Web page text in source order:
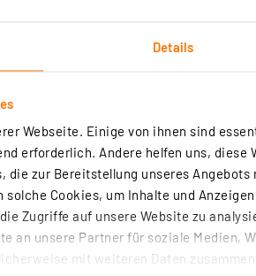
Details
Webseite. Einige von ihnen sind
erforderlich. Andere helfen uns, diese
die zur Bereitstellung unseres
solche Cookies, um Inhalte und
Zugriffe auf unsere Website zu
an unsere Partner für soziale Medien,
mit weiteren Daten